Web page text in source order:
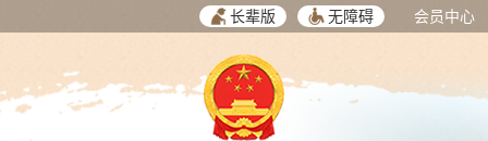
长辈版 无障碍 会员中心